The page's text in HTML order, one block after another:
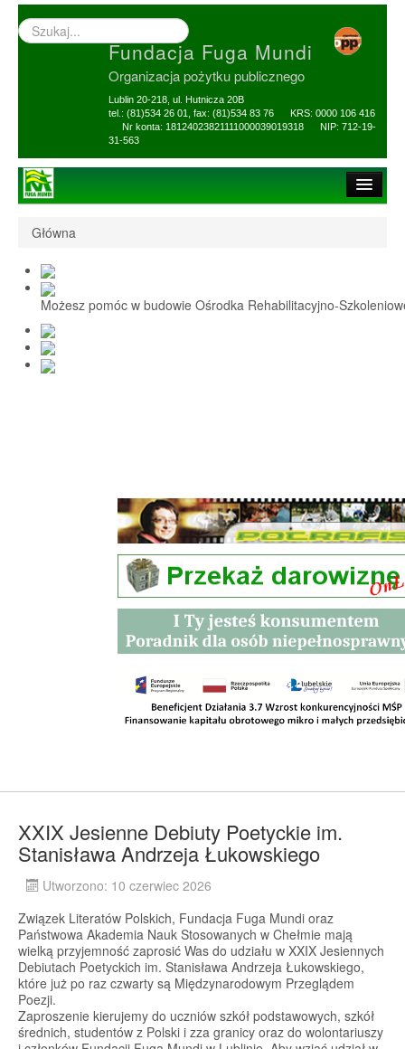
Wyszukiwarka
–
Fundacja Fuga Mundi
Organizacja pożytku publicznego
Lublin 20-218, ul. Hutnicza 20B
tel.: (81)534 26 01, fax: (81)534 83 76 KRS: 0000 106 416
Nr konta: 18124023821111000039019318 NIP: 712-19-
31-563
1,5% i darowizny
Nasi Beneficjenci
Ośrodek Reh-Szkol
Sprawozdania
Główna
Możesz pomóc w budowie Ośrodka Rehabilitacyjno-
XXIX Jesienne Debiuty Poetyckie im.
Stanisława Andrzeja Łukowskiego
Utworzono: 10 czerwiec 2026
Związek Literatów Polskich, Fundacja Fuga Mundi oraz
Państwowa Akademia Nauk Stosowanych w Chełmie mają
wielką przyjemność zaprosić Was do udziału w XXIX Jesiennych
Debiutach Poetyckich im. Stanisława Andrzeja Łukowskiego,
które już po raz czwarty są Międzynarodowym Przeglądem
Poezji.
Zaproszenie kierujemy do uczniów szkół podstawowych, szkół
średnich, studentów z Polski i zza granicy oraz do wolontariuszy